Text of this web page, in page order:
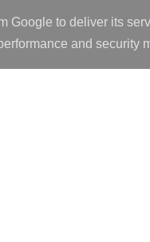
Google to deliver its
and security